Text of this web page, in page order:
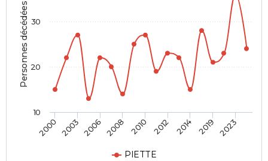
Personnes décédées
PIETTE
2000 2003 2006 2008 2010 2012 2014 2019 2023
10
20
30